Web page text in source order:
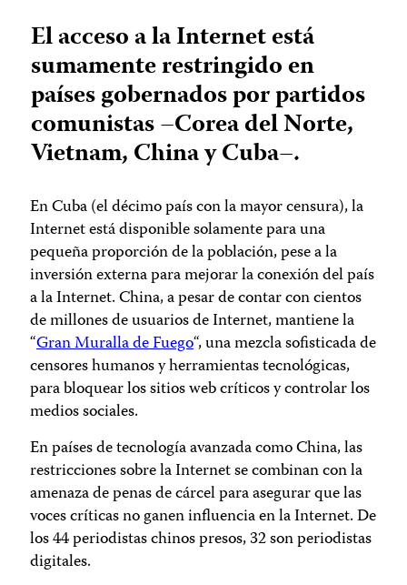
El acceso a la Internet está
sumamente restringido en
países gobernados por partidos
comunistas –Corea del Norte,
Vietnam, China y Cuba–.
En Cuba (el décimo país con la mayor censura), la
Internet está disponible solamente para una
pequeña proporción de la población, pese a la
inversión externa para mejorar la conexión del país
a la Internet. China, a pesar de contar con cientos
de millones de usuarios de Internet, mantiene la
“Gran Muralla de Fuego“, una mezcla sofisticada de
censores humanos y herramientas tecnológicas,
para bloquear los sitios web críticos y controlar los
medios sociales.
En países de tecnología avanzada como China, las
restricciones sobre la Internet se combinan con la
amenaza de penas de cárcel para asegurar que las
voces críticas no ganen influencia en la Internet. De
los 44 periodistas chinos presos, 32 son periodistas
digitales.